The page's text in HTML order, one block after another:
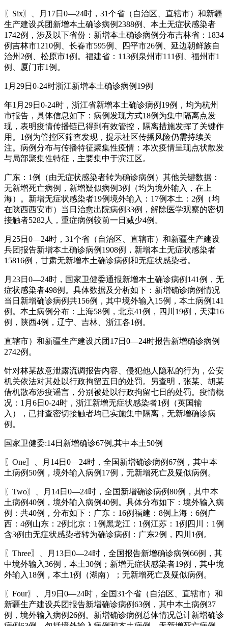
〖Six〗、月17日0—24时，31个省（自治区、直辖市）和新疆
生产建设兵团新增本土确诊病例2388例、本土无症状感染者
1742例，涉及以下省份：新增本土确诊病例分布吉林省：1834
例吉林市1210例、长春市595例、四平市26例、延边朝鲜族自
治州2例、松原市1例。福建省：113例泉州市111例、福州市1
例、厦门市1例。
1月29日0-24时浙江新增本土确诊病例19例
年1月29日0-24时，浙江省新增本土确诊病例19例，均为杭州
市报告，具体信息如下：病例发现方式18例为集中隔离点发
现，表明疫情传播链已得到有效管控，隔离措施发挥了关键作
用。1例为管控区筛查发现，提示社区传播风险仍需持续关
注。病例分布与传播特征聚集性疫情：本次疫情呈现点状散发
与局部聚集性特征，主要集中于滨江区。
广东：1例（由无症状感染者转为确诊病例）其他关键数据：
无新增死亡病例，新增疑似病例3例（均为境外输入，在上
海）。新增无症状感染者19例境外输入：17例本土：2例（均
在陕西西安市）当日治愈出院病例33例，解除医学观察的密切
接触者5282人，重症病例较前一日减少4例。
月25日0—24时，31个省（自治区、直辖市）和新疆生产建设
兵团报告新增本土确诊病例1908例，新增本土无症状感染者
15816例，甘肃无新增本土确诊病例和无症状感染者。
月23日0—24时，国家卫健委通报新增本土确诊病例141例，无
症状感染者498例。具体数据及分析如下：新增确诊病例情况
当日新增确诊病例共156例，其中境外输入15例，本土病例141
例。本土病例分布：上海58例，北京41例，四川19例，天津16
例，陕西4例，辽宁、吉林、浙江各1例。
直辖市）和新疆生产建设兵团17日0—24时报告新增确诊病例
2742例。
针对林某故意泄露流调报告内容、侵犯他人隐私的行为，公安
机关依法对其处以行政拘留五日的处罚。另查明，张某、胡某
借机散布涉疫谣言，分别被处以行政拘留七日的处罚。疫情概
况：1月6日0-24时，浙江新增无症状感染者1例（英国输
入），已排查密切接触者均已实施集中隔离，无新增确诊病
例。
国家卫健委:14日新增确诊67例,其中本土50例
〖One〗、月14日0—24时，全国新增确诊病例67例，其中本
土病例50例，境外输入病例17例，无新增死亡及疑似病例。
〖Two〗、月14日0—24时，全国新增确诊病例80例，其中本
土病例40例，境外输入病例40例。具体分布如下：境外输入病
例：共40例，分布如下：广东：16例福建：8例上海：6例广
西：4例山东：2例北京：1例黑龙江：1例江苏：1例四川：1例
含3例由无症状感染者转为确诊病例：广东2例，四川1例。
〖Three〗、月13日0—24时，全国报告新增确诊病例66例，其
中境外输入36例，本土30例；新增无症状感染者19例，其中境
外输入18例，本土1例（湖南）；无新增死亡及疑似病例。
〖Four〗、月9日0—24时，全国31个省（自治区、直辖市）和
新疆生产建设兵团报告新增确诊病例63例，其中本土病例37
例，境外输入病例26例。新增确诊病例总体情况总计新增确诊